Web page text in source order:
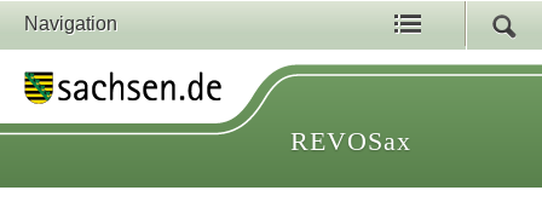
Navigation
REVOSax